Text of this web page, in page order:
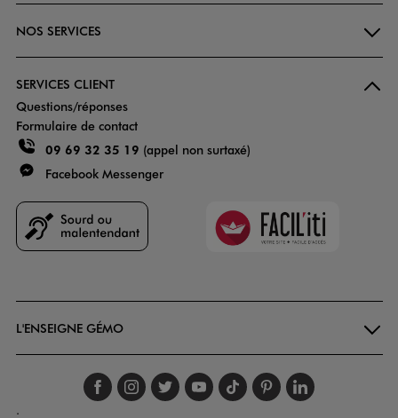
NOS SERVICES
SERVICES CLIENT
Questions/réponses
Formulaire de contact
09 69 32 35 19 (appel non surtaxé)
Facebook Messenger
Faciliti
L'ENSEIGNE GÉMO
Suivez-nous sur
Suivez-nous sur
Suivez-nous sur
Suivez-nous
Suivez-nous
Suivez-
.